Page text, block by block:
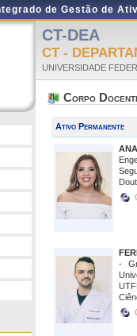
de Gestão de
CT-DEA
CT -
UNIVERSIDADE
Corpo
Ativo Permanente
-